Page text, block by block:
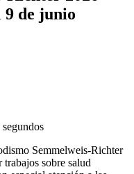
9 de junio
Semmelweis-Richter
trabajos sobre salud